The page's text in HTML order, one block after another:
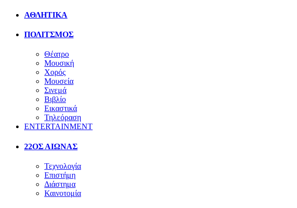
ΑΘΛΗΤΙΚΑ
ΠΟΛΙΤΣΜΟΣ
Θέατρο
Μουσική
Χορός
Μουσεία
Σινεμά
Βιβλίο
Εικαστικά
Τηλεόραση
ENTERTAINMENT
22ΟΣ ΑΙΩΝΑΣ
Τεχνολογία
Επιστήμη
Διάστημα
Καινοτομία